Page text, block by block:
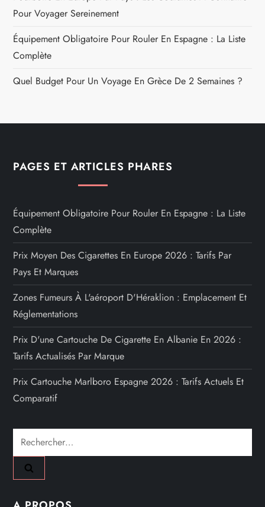
Pour Voyager Sereinement
Équipement Obligatoire Pour Rouler En Espagne : La Liste
Complète
Quel Budget Pour Un Voyage En Grèce De 2 Semaines ?
PAGES ET ARTICLES PHARES
Équipement Obligatoire Pour Rouler En Espagne : La Liste
Complète
Prix Moyen Des Cigarettes En Europe 2026 : Tarifs Par
Pays Et Marques
Zones Fumeurs À L'aéroport D'Héraklion : Emplacement Et
Réglementations
Prix D'une Cartouche De Cigarette En Albanie En 2026 :
Tarifs Actualisés Par Marque
Prix Cartouche Marlboro Espagne 2026 : Tarifs Actuels Et
Comparatif
Rechercher :